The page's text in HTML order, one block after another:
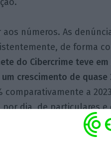
aos números. As
de forma
do Cibercrime teve
crescimento de
comparativamente a
por dia, de particulares e
no Gabinete do